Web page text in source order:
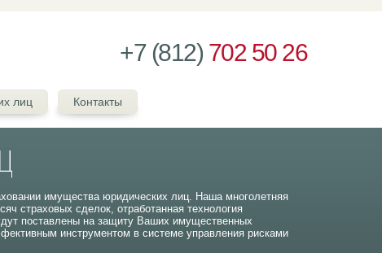
+7 (812) 702 50 26
лиц Контакты
имущества юридических лиц. Наша многолетняя
страховых сделок, отработанная технология
поставлены на защиту Ваших имущественных
инструментом в системе управления рисками